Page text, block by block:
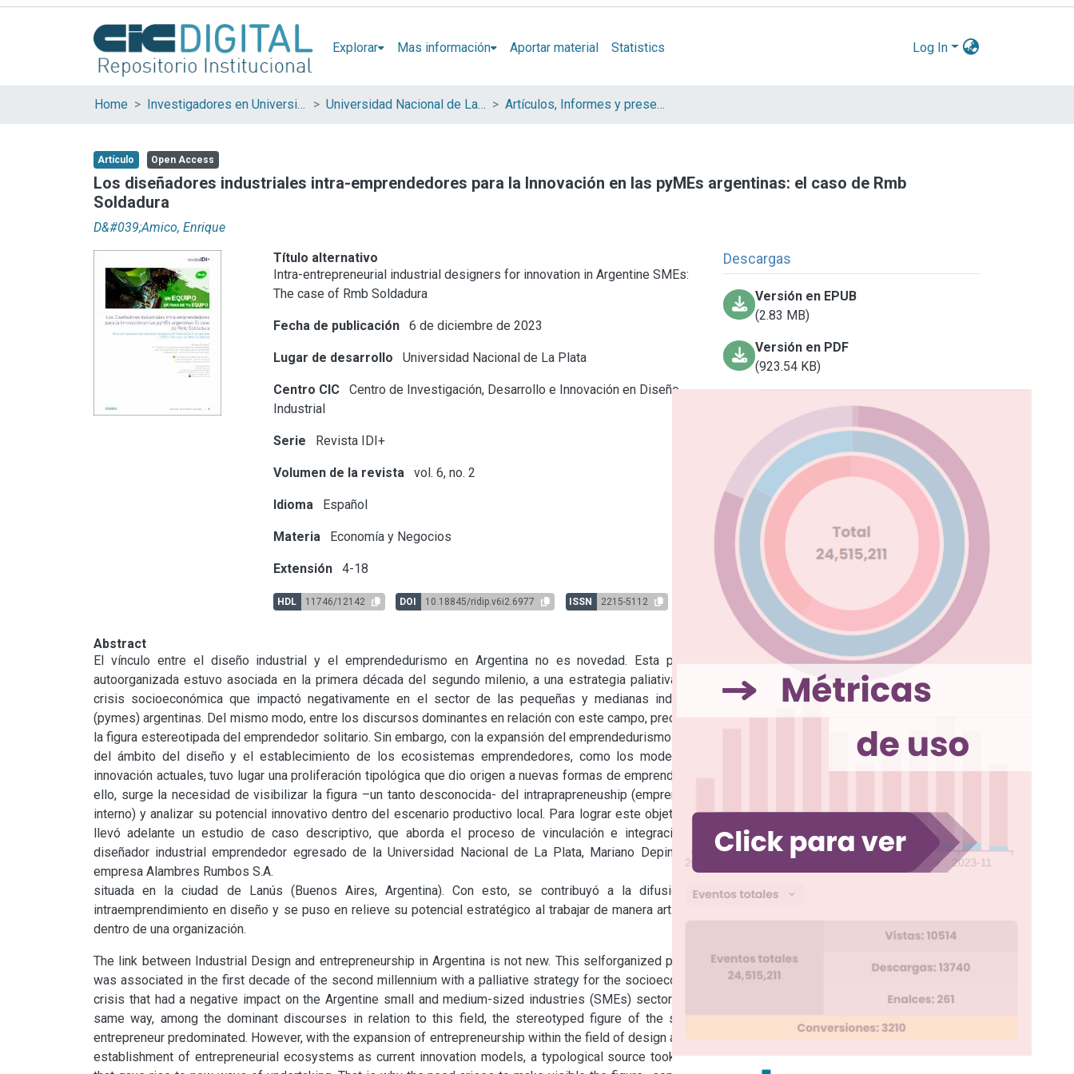
Explorar Mas información Aportar material Statistics Log In
Home Investigadores en Universidades Nacionales de la provincia de Buenos Aires Universidad Nacional de La Plata (UNLP) Artículos, Informes y presentaciones en Congresos (UNLP)
Artículo Open Access
Los diseñadores industriales intra-emprendedores para la Innovación en las pyMEs argentinas: el caso de Rmb
Soldadura
D&#039;Amico, Enrique
Título alternativo
Intra-entrepreneurial industrial designers for innovation in Argentine SMEs:
The case of Rmb Soldadura
Fecha de publicación 6 de diciembre de 2023
Lugar de desarrollo Universidad Nacional de La Plata
Centro CIC
Centro de Investigación, Desarrollo e Innovación en Diseño
Industrial
Serie Revista IDI+
Volumen de la revista vol. 6, no. 2
Idioma Español
Materia Economía y Negocios
Extensión 4-18
HDL 11746/12142 DOI 10.18845/ridip.v6i2.6977 ISSN 2215-5112
Descargas
Versión en EPUB
(2.83 MB)
Versión en PDF
(923.54 KB)
Abstract
El vínculo entre el diseño industrial y el emprendedurismo en Argentina no es novedad. Esta práctica
autoorganizada estuvo asociada en la primera década del segundo milenio, a una estrategia paliativa de la
crisis socioeconómica que impactó negativamente en el sector de las pequeñas y medianas industrias
(pymes) argentinas. Del mismo modo, entre los discursos dominantes en relación con este campo, predominó
la figura estereotipada del emprendedor solitario. Sin embargo, con la expansión del emprendedurismo dentro
del ámbito del diseño y el establecimiento de los ecosistemas emprendedores, como los modelos de
innovación actuales, tuvo lugar una proliferación tipológica que dio origen a nuevas formas de emprender. Por
ello, surge la necesidad de visibilizar la figura –un tanto desconocida- del intraprapreneuship (emprendedor
interno) y analizar su potencial innovativo dentro del escenario productivo local. Para lograr este objetivo, se
llevó adelante un estudio de caso descriptivo, que aborda el proceso de vinculación e integración del
diseñador industrial emprendedor egresado de la Universidad Nacional de La Plata, Mariano Depino, y la
empresa Alambres Rumbos S.A.
situada en la ciudad de Lanús (Buenos Aires, Argentina). Con esto, se contribuyó a la difusión del
intraemprendimiento en diseño y se puso en relieve su potencial estratégico al trabajar de manera articulada
dentro de una organización.
The link between Industrial Design and entrepreneurship in Argentina is not new. This selforganized practice
was associated in the first decade of the second millennium with a palliative strategy for the socioeconomic
crisis that had a negative impact on the Argentine small and medium-sized industries (SMEs) sector. In the
same way, among the dominant discourses in relation to this field, the stereotyped figure of the solitary
entrepreneur predominated. However, with the expansion of entrepreneurship within the field of design and the
establishment of entrepreneurial ecosystems as current innovation models, a typological source took place